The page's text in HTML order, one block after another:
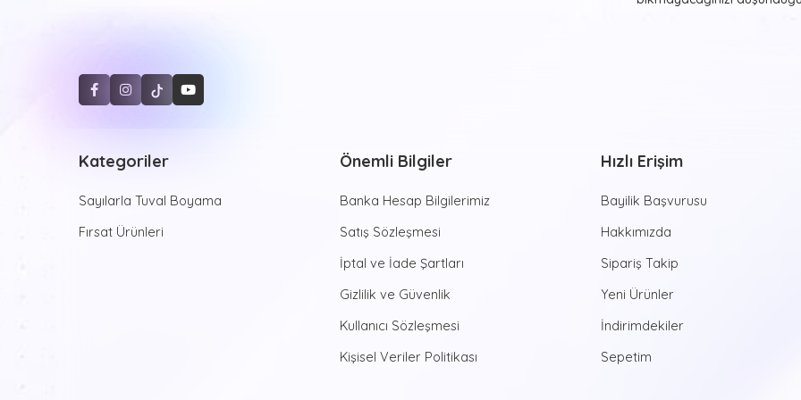
Hayvan desenleri, şehir
yapmaya yeni başlayan
aktiviteye imza atmanızı
zamanlar sizleri bekliyor.
dünyasına ruhunuzu
özel tablolarda bulunan
ortaya çıkan eserlerinizi
yaştan bireye hitap eden
Günümüzde bir hayli
Kategoriler
Sayılarla Tuval Boyama
Fırsat Ürünleri
Önemli Bilgiler
Banka Hesap Bilgilerimiz
Satış Sözleşmesi
İptal ve İade Şartları
Gizlilik ve Güvenlik
Kullanıcı Sözleşmesi
Kişisel Veriler Politikası
Hızlı Erişim
Bayilik Başvurusu
Hakkımızda
Sipariş Takip
Yeni Ürünler
İndirimdekiler
Sepetim